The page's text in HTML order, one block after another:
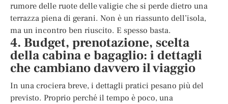
rumore delle ruote delle valigie che si perde dietro una
terrazza piena di gerani. Non è un riassunto dell’isola,
ma un incontro ben riuscito. E spesso basta.
4. Budget, prenotazione, scelta
della cabina e bagaglio: i dettagli
che cambiano davvero il viaggio
In una crociera breve, i dettagli pratici pesano più del
previsto. Proprio perché il tempo è poco, una